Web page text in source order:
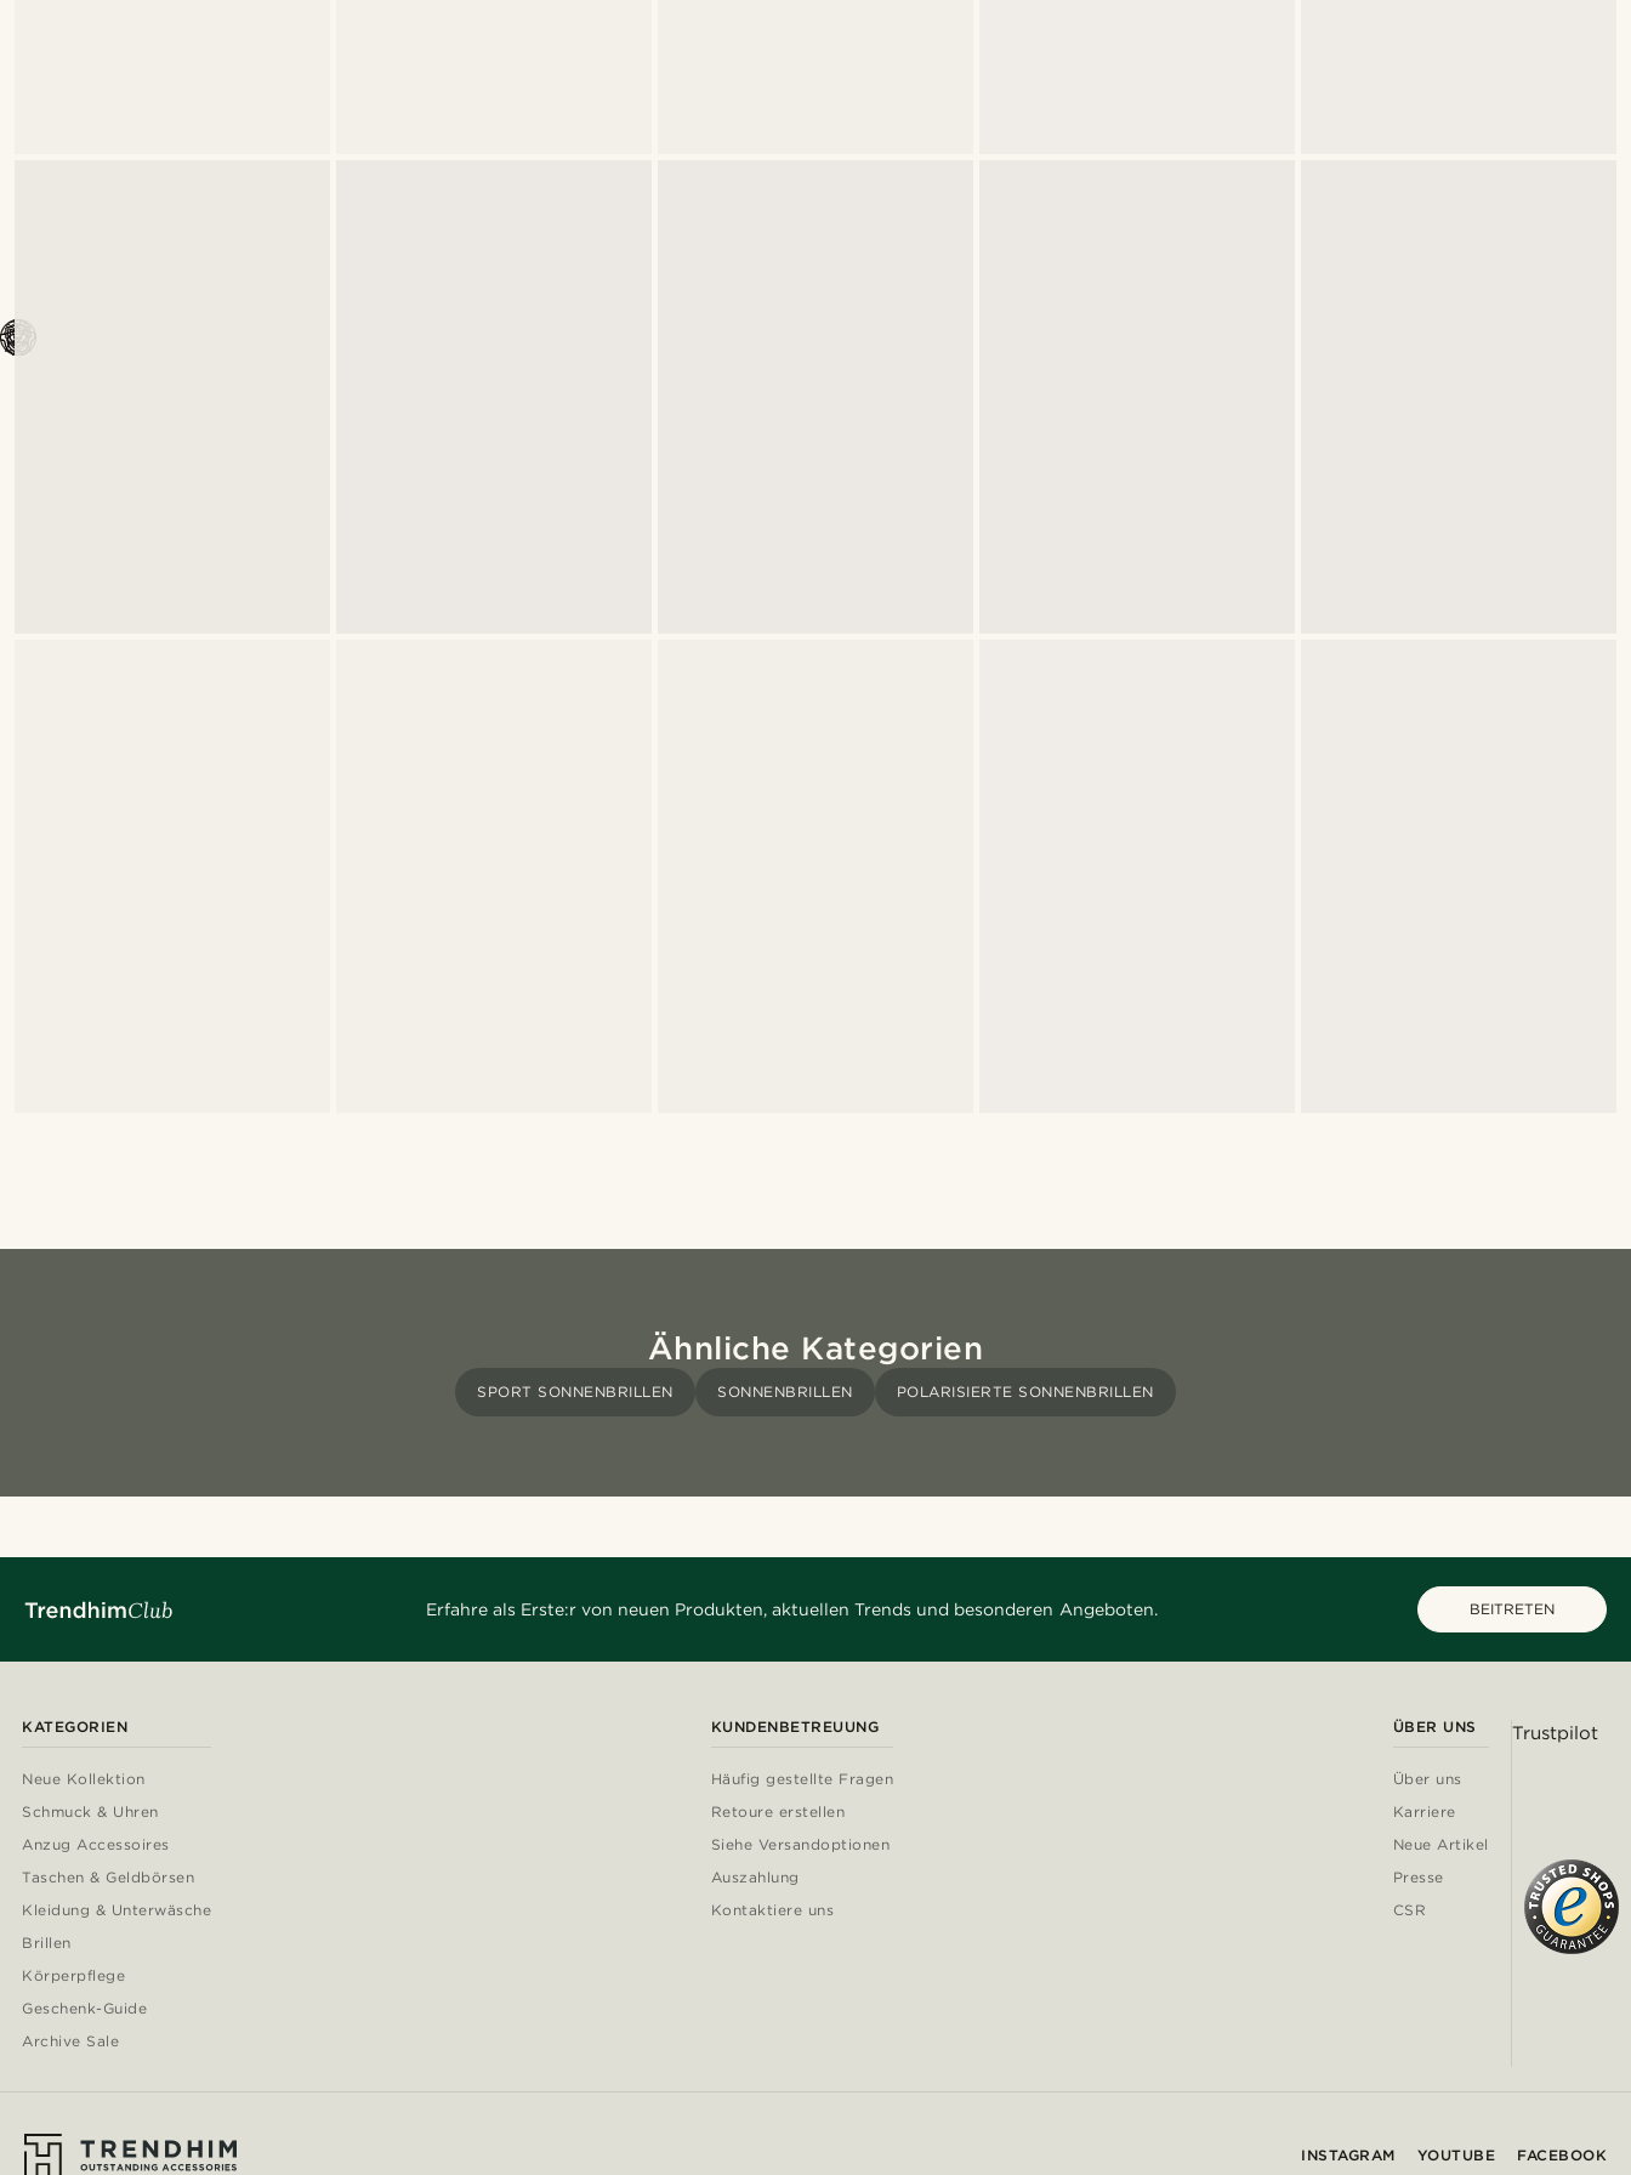
Ähnliche Kategorien
SPORT SONNENBRILLEN SONNENBRILLEN POLARISIERTE SONNENBRILLEN
Erfahre als Erste:r von neuen Produkten, aktuellen Trends und besonderen Angeboten. BEITRETEN
KATEGORIEN
Neue Kollektion
Schmuck & Uhren
Anzug Accessoires
Taschen & Geldbörsen
Kleidung & Unterwäsche
Brillen
Körperpflege
Geschenk-Guide
Archive Sale
KUNDENBETREUUNG
Häufig gestellte Fragen
Retoure erstellen
Siehe Versandoptionen
Auszahlung
Kontaktiere uns
ÜBER UNS
Über uns
Karriere
Neue Artikel
Presse
CSR
Trustpilot
INSTAGRAM YOUTUBE FACEBOOK